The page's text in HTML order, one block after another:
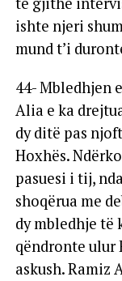
ishte njeri
mund t’i
44- Mbledhjen
Alia e ka
dy ditë pas
Hoxhës.
pasuesi i tij,
shoqërua me
dy mbledhje
qëndronte ulur
askush. Ramiz